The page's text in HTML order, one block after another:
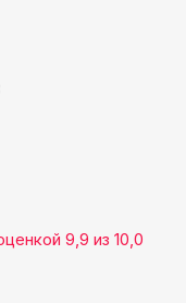
9,9 из 10,0